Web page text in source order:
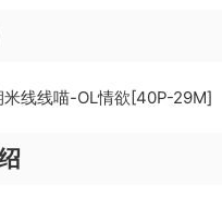
线线喵-OL情欲[40P-29M]